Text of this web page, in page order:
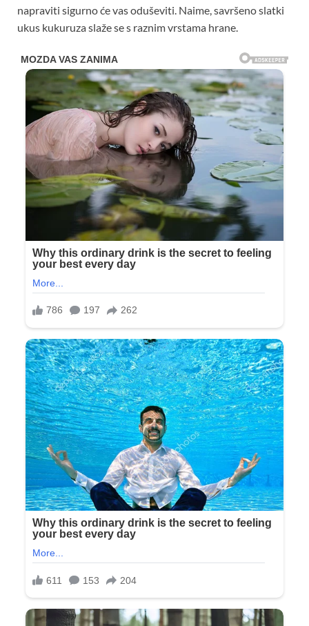
napraviti sigurno će vas oduševiti. Naime, savršeno slatki
ukus kukuruza slaže se s raznim vrstama hrane.